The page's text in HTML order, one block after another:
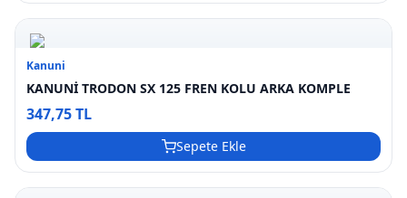
Kanuni
KANUNİ TRODON SX 125 FREN KOLU ARKA KOMPLE
347,75 TL
Sepete Ekle